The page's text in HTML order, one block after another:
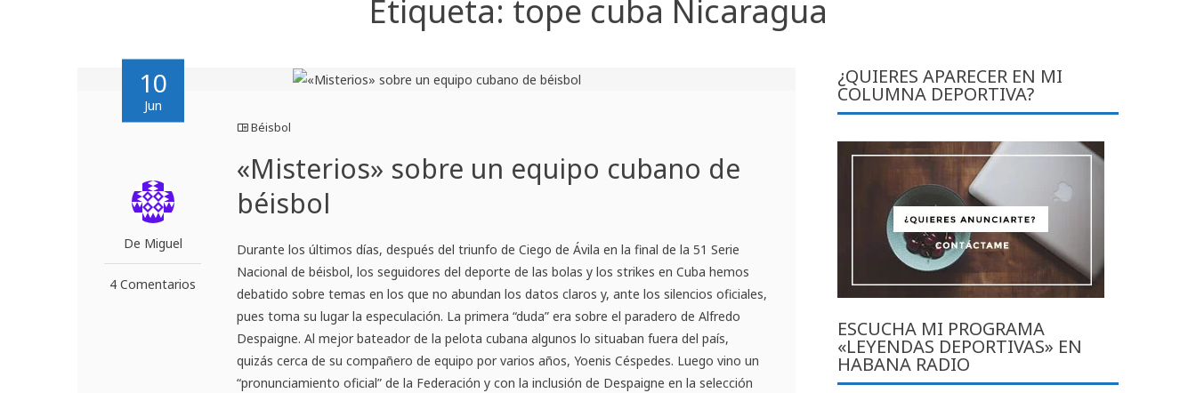
Etiqueta: tope cuba Nicaragua
10
Jun
De Miguel
4 Comentarios
Béisbol
«Misterios» sobre un equipo cubano de
béisbol
Durante los últimos días, después del triunfo de Ciego de Ávila en la final de la 51 Serie
Nacional de béisbol, los seguidores del deporte de las bolas y los strikes en Cuba hemos
debatido sobre temas en los que no abundan los datos claros y, ante los silencios oficiales,
pues toma su lugar la especulación. La primera “duda” era sobre el paradero de Alfredo
Despaigne. Al mejor bateador de la pelota cubana algunos lo situaban fuera del país,
quizás cerca de su compañero de equipo por varios años, Yoenis Céspedes. Luego vino un
“pronunciamiento oficial” de la Federación y con la inclusión de Despaigne en la selección
¿QUIERES APARECER EN MI
COLUMNA DEPORTIVA?
ESCUCHA MI PROGRAMA
«LEYENDAS DEPORTIVAS» EN
HABANA RADIO